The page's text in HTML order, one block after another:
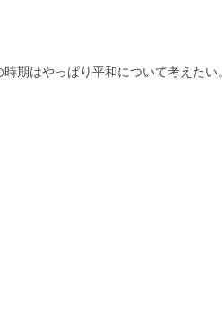
期はやっぱり平和について考えたい。